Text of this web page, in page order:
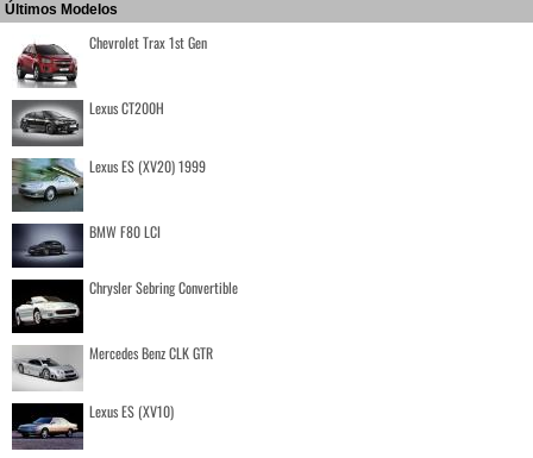
Últimos Modelos
Chevrolet Trax 1st Gen
Lexus CT200H
Lexus ES (XV20) 1999
BMW F80 LCI
Chrysler Sebring Convertible
Mercedes Benz CLK GTR
Lexus ES (XV10)